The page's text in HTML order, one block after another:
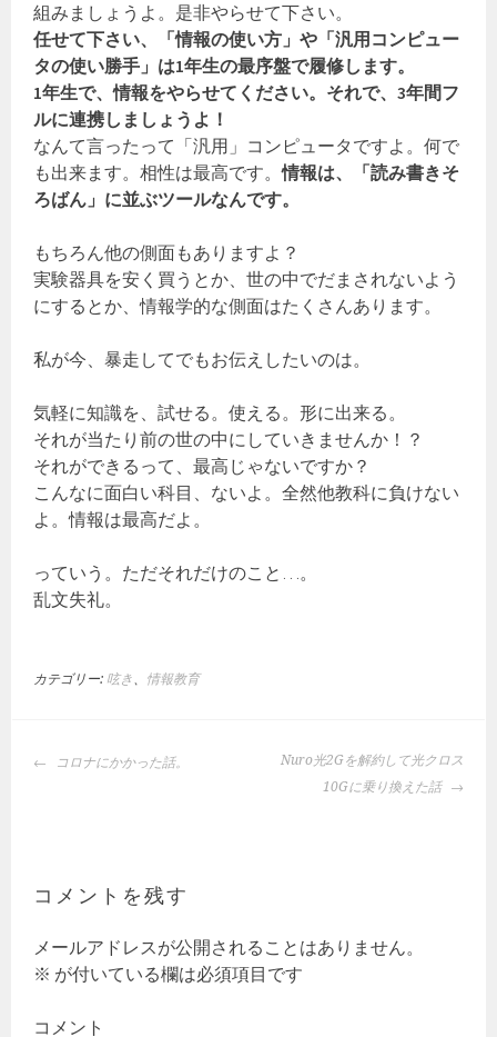
組みましょうよ。是非やらせて下さい。
任せて下さい、「情報の使い方」や「汎用コンピュー
タの使い勝手」は1年生の最序盤で履修します。
1年生で、情報をやらせてください。それで、3年間フ
ルに連携しましょうよ！
なんて言ったって「汎用」コンピュータですよ。何で
も出来ます。相性は最高です。情報は、「読み書きそ
ろばん」に並ぶツールなんです。
もちろん他の側面もありますよ？
実験器具を安く買うとか、世の中でだまされないよう
にするとか、情報学的な側面はたくさんあります。
私が今、暴走してでもお伝えしたいのは。
気軽に知識を、試せる。使える。形に出来る。
それが当たり前の世の中にしていきませんか！？
それができるって、最高じゃないですか？
こんなに面白い科目、ないよ。全然他教科に負けない
よ。情報は最高だよ。
っていう。ただそれだけのこと…。
乱文失礼。
カテゴリー: 呟き、 情報教育
投
ー
ョ
ン
コロナにかかった話。
Nuro光2Gを解約して光クロス
10Gに乗り換えた話
コメントを残す
メールアドレスが公開されることはありません。
※ が付いている欄は必須項目です
コメント